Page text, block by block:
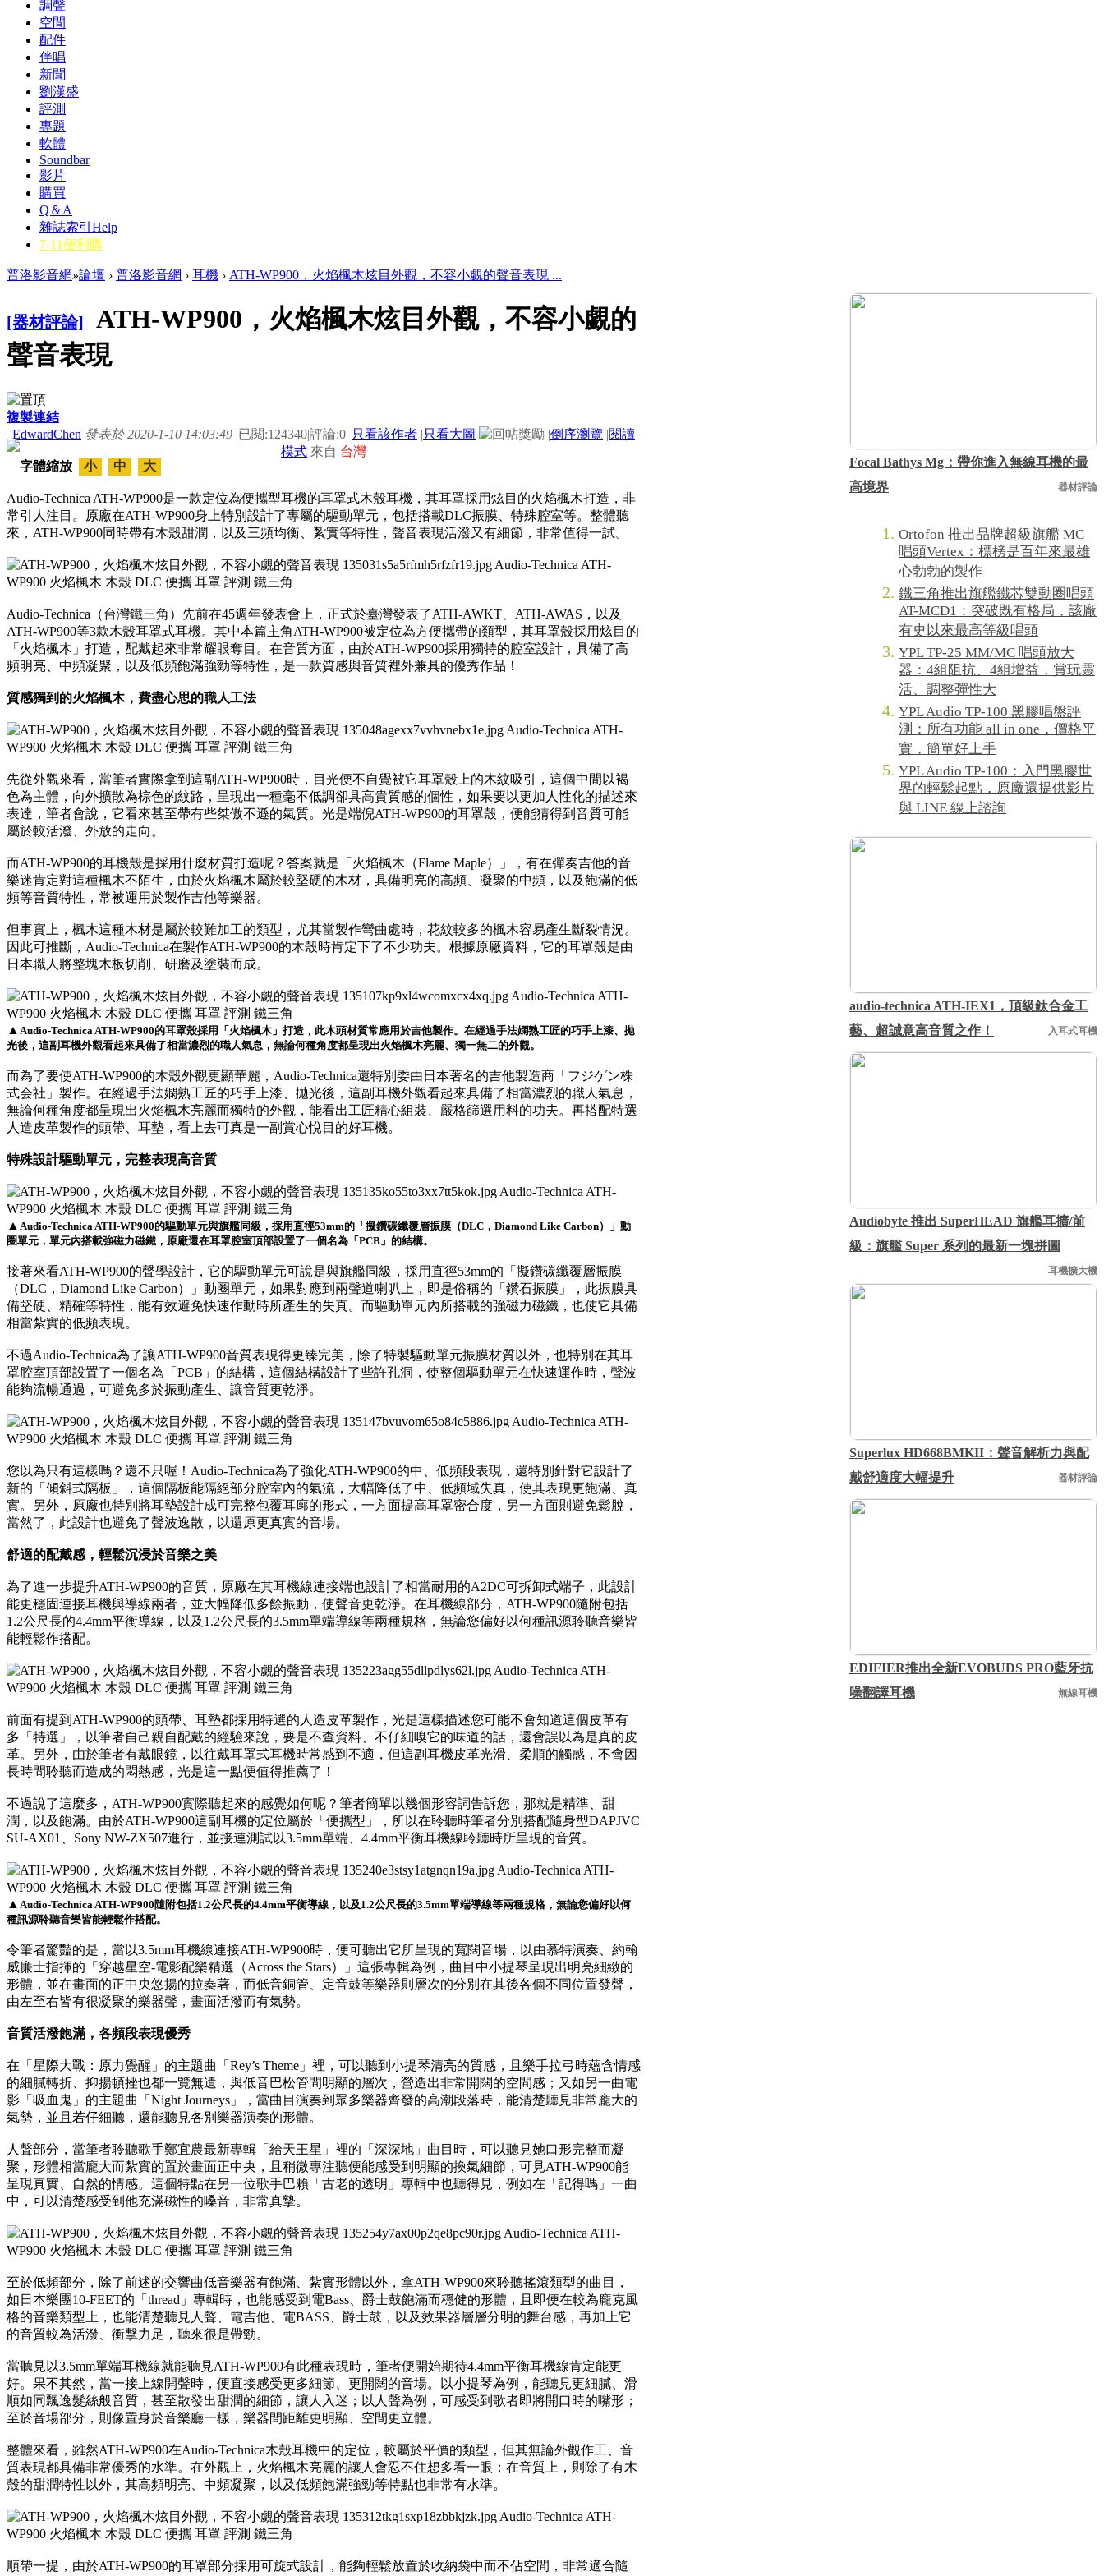
調聲
空間
配件
伴唱
新聞
劉漢盛
評測
專題
軟體
Soundbar
影片
購買
Q＆A
雜誌索引 Help
7-11便利購
普洛影音網»論壇 › 普洛影音網 › 耳機 › ATH-WP900，火焰楓木炫目外觀，不容小覷的聲音表現 ...
[器材評論]
ATH-WP900，火焰楓木炫目外觀，不容小覷的
聲音表現
複製連結
EdwardChen 發表於 2020-1-10 14:03:49 |已閱:124340|評論:0| 只看該作者 |只看大圖 |倒序瀏覽 |閱讀
模式 來自 台灣
字體縮放
小 中 大
Audio-Technica ATH-WP900是一款定位為便攜型耳機的耳罩式木殼耳機，其耳罩採用炫目的火焰楓木打造，非
常引人注目。原廠在ATH-WP900身上特別設計了專屬的驅動單元，包括搭載DLC振膜、特殊腔室等。整體聽
來，ATH-WP900同時帶有木殼甜潤，以及三頻均衡、紮實等特性，聲音表現活潑又有細節，非常值得一試。
Audio-Technica（台灣鐵三角）先前在45週年發表會上，正式於臺灣發表了ATH-AWKT、ATH-AWAS，以及
ATH-WP900等3款木殼耳罩式耳機。其中本篇主角ATH-WP900被定位為方便攜帶的類型，其耳罩殼採用炫目的
「火焰楓木」打造，配戴起來非常耀眼奪目。在音質方面，由於ATH-WP900採用獨特的腔室設計，具備了高
頻明亮、中頻凝聚，以及低頻飽滿強勁等特性，是一款質感與音質裡外兼具的優秀作品！
質感獨到的火焰楓木，費盡心思的職人工法
先從外觀來看，當筆者實際拿到這副ATH-WP900時，目光便不自覺被它耳罩殼上的木紋吸引，這個中間以褐
色為主體，向外擴散為棕色的紋路，呈現出一種毫不低調卻具高貴質感的個性，如果要以更加人性化的描述來
表達，筆者會說，它看來甚至帶有些桀傲不遜的氣質。光是端倪ATH-WP900的耳罩殼，便能猜得到音質可能
屬於較活潑、外放的走向。
而ATH-WP900的耳機殼是採用什麼材質打造呢？答案就是「火焰楓木（Flame Maple）」，有在彈奏吉他的音
樂迷肯定對這種楓木不陌生，由於火焰楓木屬於較堅硬的木材，具備明亮的高頻、凝聚的中頻，以及飽滿的低
頻等音質特性，常被運用於製作吉他等樂器。
但事實上，楓木這種木材是屬於較難加工的類型，尤其當製作彎曲處時，花紋較多的楓木容易產生斷裂情況。
因此可推斷，Audio-Technica在製作ATH-WP900的木殼時肯定下了不少功夫。根據原廠資料，它的耳罩殼是由
日本職人將整塊木板切削、研磨及塗裝而成。
▲ Audio-Technica ATH-WP900的耳罩殼採用「火焰楓木」打造，此木頭材質常應用於吉他製作。在經過手法嫻熟工匠的巧手上漆、拋
光後，這副耳機外觀看起來具備了相當濃烈的職人氣息，無論何種角度都呈現出火焰楓木亮麗、獨一無二的外觀。
而為了要使ATH-WP900的木殼外觀更顯華麗，Audio-Technica還特別委由日本著名的吉他製造商「フジゲン株
式会社」製作。在經過手法嫻熟工匠的巧手上漆、拋光後，這副耳機外觀看起來具備了相當濃烈的職人氣息，
無論何種角度都呈現出火焰楓木亮麗而獨特的外觀，能看出工匠精心組裝、嚴格篩選用料的功夫。再搭配特選
人造皮革製作的頭帶、耳墊，看上去可真是一副賞心悅目的好耳機。
特殊設計驅動單元，完整表現高音質
▲ Audio-Technica ATH-WP900的驅動單元與旗艦同級，採用直徑53mm的「擬鑽碳纖覆層振膜（DLC，Diamond Like Carbon）」動
圈單元，單元內搭載強磁力磁鐵，原廠還在耳罩腔室頂部設置了一個名為「PCB」的結構。
接著來看ATH-WP900的聲學設計，它的驅動單元可說是與旗艦同級，採用直徑53mm的「擬鑽碳纖覆層振膜
（DLC，Diamond Like Carbon）」動圈單元，如果對應到兩聲道喇叭上，即是俗稱的「鑽石振膜」，此振膜具
備堅硬、精確等特性，能有效避免快速作動時所產生的失真。而驅動單元內所搭載的強磁力磁鐵，也使它具備
相當紮實的低頻表現。
不過Audio-Technica為了讓ATH-WP900音質表現得更臻完美，除了特製驅動單元振膜材質以外，也特別在其耳
罩腔室頂部設置了一個名為「PCB」的結構，這個結構設計了些許孔洞，使整個驅動單元在快速運作時，聲波
能夠流暢通過，可避免多於振動產生、讓音質更乾淨。
您以為只有這樣嗎？還不只喔！Audio-Technica為了強化ATH-WP900的中、低頻段表現，還特別針對它設計了
新的「傾斜式隔板」，這個隔板能隔絕部分腔室內的氣流，大幅降低了中、低頻域失真，使其表現更飽滿、真
實。另外，原廠也特別將耳墊設計成可完整包覆耳廓的形式，一方面提高耳罩密合度，另一方面則避免鬆脫，
當然了，此設計也避免了聲波逸散，以還原更真實的音場。
舒適的配戴感，輕鬆沉浸於音樂之美
為了進一步提升ATH-WP900的音質，原廠在其耳機線連接端也設計了相當耐用的A2DC可拆卸式端子，此設計
能更穩固連接耳機與導線兩者，並大幅降低多餘振動，使聲音更乾淨。在耳機線部分，ATH-WP900隨附包括
1.2公尺長的4.4mm平衡導線，以及1.2公尺長的3.5mm單端導線等兩種規格，無論您偏好以何種訊源聆聽音樂皆
能輕鬆作搭配。
前面有提到ATH-WP900的頭帶、耳墊都採用特選的人造皮革製作，光是這樣描述您可能不會知道這個皮革有
多「特選」，以筆者自己親自配戴的經驗來說，要是不查資料、不仔細嗅它的味道的話，還會誤以為是真的皮
革。另外，由於筆者有戴眼鏡，以往戴耳罩式耳機時常感到不適，但這副耳機皮革光滑、柔順的觸感，不會因
長時間聆聽而造成的悶熱感，光是這一點便值得推薦了！
不過說了這麼多，ATH-WP900實際聽起來的感覺如何呢？筆者簡單以幾個形容詞告訴您，那就是精準、甜
潤，以及飽滿。由於ATH-WP900這副耳機的定位屬於「便攜型」，所以在聆聽時筆者分別搭配隨身型DAPJVC
SU-AX01、Sony NW-ZX507進行，並接連測試以3.5mm單端、4.4mm平衡耳機線聆聽時所呈現的音質。
▲ Audio-Technica ATH-WP900隨附包括1.2公尺長的4.4mm平衡導線，以及1.2公尺長的3.5mm單端導線等兩種規格，無論您偏好以何
種訊源聆聽音樂皆能輕鬆作搭配。
令筆者驚豔的是，當以3.5mm耳機線連接ATH-WP900時，便可聽出它所呈現的寬闊音場，以由慕特演奏、約翰
威廉士指揮的「穿越星空-電影配樂精選（Across the Stars）」這張專輯為例，曲目中小提琴呈現出明亮細緻的
形體，並在畫面的正中央悠揚的拉奏著，而低音銅管、定音鼓等樂器則層次的分別在其後各個不同位置發聲，
由左至右皆有很凝聚的樂器聲，畫面活潑而有氣勢。
音質活潑飽滿，各頻段表現優秀
在「星際大戰：原力覺醒」的主題曲「Rey’s Theme」裡，可以聽到小提琴清亮的質感，且樂手拉弓時蘊含情感
的細膩轉折、抑揚頓挫也都一覽無遺，與低音巴松管間明顯的層次，營造出非常開闊的空間感；又如另一曲電
影「吸血鬼」的主題曲「Night Journeys」，當曲目演奏到眾多樂器齊發的高潮段落時，能清楚聽見非常龐大的
氣勢，並且若仔細聽，還能聽見各別樂器演奏的形體。
人聲部分，當筆者聆聽歌手鄭宜農最新專輯「給天王星」裡的「深深地」曲目時，可以聽見她口形完整而凝
聚，形體相當龐大而紮實的置於畫面正中央，且稍微專注聽便能感受到明顯的換氣細節，可見ATH-WP900能
呈現真實、自然的情感。這個特點在另一位歌手巴賴「古老的透明」專輯中也聽得見，例如在「記得嗎」一曲
中，可以清楚感受到他充滿磁性的嗓音，非常真摯。
至於低頻部分，除了前述的交響曲低音樂器有飽滿、紮實形體以外，拿ATH-WP900來聆聽搖滾類型的曲目，
如日本樂團10-FEET的「thread」專輯時，也能感受到電Bass、爵士鼓飽滿而穩健的形體，且即便在較為龐克風
格的音樂類型上，也能清楚聽見人聲、電吉他、電BASS、爵士鼓，以及效果器層層分明的舞台感，再加上它
的音質較為活潑、衝擊力足，聽來很是帶勁。
當聽見以3.5mm單端耳機線就能聽見ATH-WP900有此種表現時，筆者便開始期待4.4mm平衡耳機線肯定能更
好。果不其然，當一接上線開聲時，便直接感受更多細節、更開闊的音場。以小提琴為例，能聽見更細膩、滑
順如同飄逸髮絲般音質，甚至散發出甜潤的細節，讓人入迷；以人聲為例，可感受到歌者即將開口時的嘴形；
至於音場部分，則像置身於音樂廳一樣，樂器間距離更明顯、空間更立體。
整體來看，雖然ATH-WP900在Audio-Technica木殼耳機中的定位，較屬於平價的類型，但其無論外觀作工、音
質表現都具備非常優秀的水準。在外觀上，火焰楓木亮麗的讓人會忍不住想多看一眼；在音質上，則除了有木
殼的甜潤特性以外，其高頻明亮、中頻凝聚，以及低頻飽滿強勁等特點也非常有水準。
順帶一提，由於ATH-WP900的耳罩部分採用可旋式設計，能夠輕鬆放置於收納袋中而不佔空間，非常適合隨
Focal Bathys Mg：帶你進入無線耳機的最
高境界
器材評論
Ortofon 推出品牌超級旗艦 MC
唱頭Vertex：標榜是百年來最雄
心勃勃的製作
鐵三角推出旗艦鐵芯雙動圈唱頭
AT-MCD1：突破既有格局，該廠
有史以來最高等級唱頭
YPL TP-25 MM/MC 唱頭放大
器：4組阻抗、4組增益，賞玩靈
活、調整彈性大
YPL Audio TP-100 黑膠唱盤評
測：所有功能 all in one，價格平
實，簡單好上手
YPL Audio TP-100：入門黑膠世
界的輕鬆起點，原廠還提供影片
與 LINE 線上諮詢
audio-technica ATH-IEX1，頂級鈦合金工
藝、超誠意高音質之作！
入耳式耳機
Audiobyte 推出 SuperHEAD 旗艦耳擴/前
級：旗艦 Super 系列的最新一塊拼圖
耳機擴大機
Superlux HD668BMKII：聲音解析力與配
戴舒適度大幅提升
器材評論
EDIFIER推出全新EVOBUDS PRO藍牙抗
噪翻譯耳機
無線耳機